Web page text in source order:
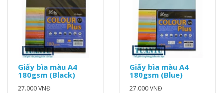
Giấy bìa màu A4
180gsm (Black)
27.000 VNĐ
Giấy bìa màu A4
180gsm (Blue)
27.000 VNĐ